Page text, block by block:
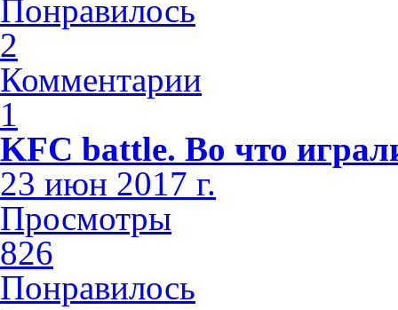
Понравилось
2
Комментарии
1
KFC battle. Во что
23 июн 2017 г.
Просмотры
826
Понравилось